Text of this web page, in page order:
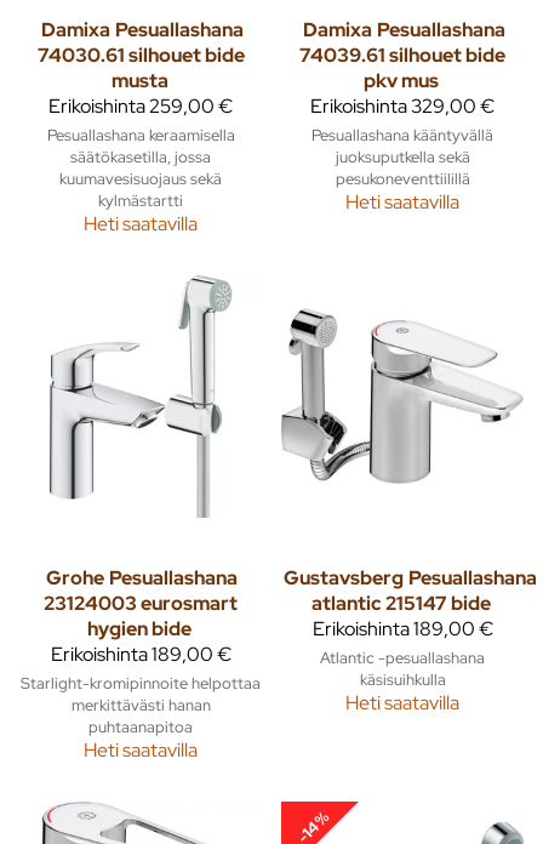
Damixa Pesuallashana
74030.61 silhouet bide
musta
Erikoishinta259,00 €
Pesuallashana keraamisella
säätökasetilla, jossa
kuumavesisuojaus sekä
kylmästartti
Heti saatavilla
Damixa Pesuallashana
74039.61 silhouet bide
pkv mus
Erikoishinta329,00 €
Pesuallashana kääntyvällä
juoksuputkella sekä
pesukoneventtiilillä
Heti saatavilla
Grohe Pesuallashana
23124003 eurosmart
hygien bide
Erikoishinta189,00 €
Starlight-kromipinnoite helpottaa
merkittävästi hanan
puhtaanapitoa
Heti saatavilla
Gustavsberg Pesuallashana
atlantic 215147 bide
Erikoishinta189,00 €
Atlantic -pesuallashana
käsisuihkulla
Heti saatavilla
-14%